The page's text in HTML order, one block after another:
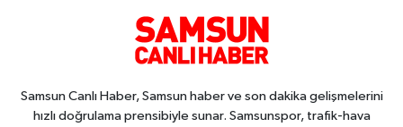
Samsun Canlı Haber, Samsun haber ve son dakika gelişmelerini
hızlı doğrulama prensibiyle sunar. Samsunspor, trafik-hava